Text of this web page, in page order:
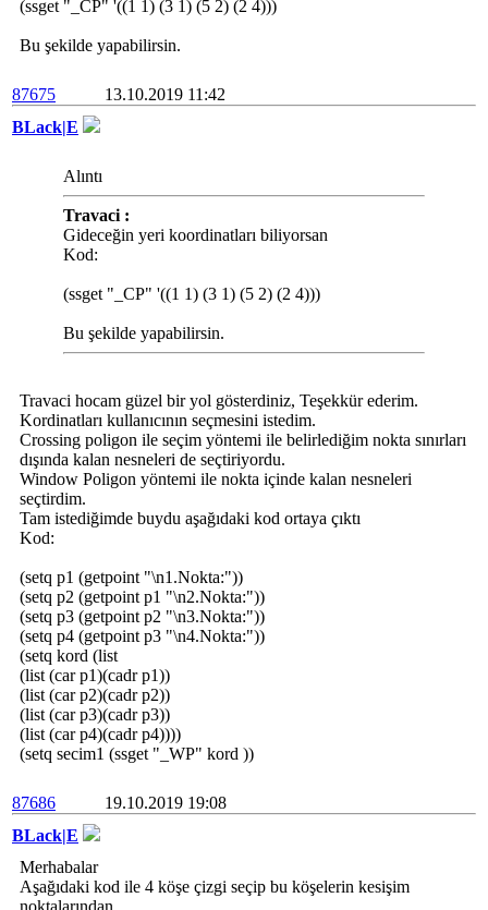
(ssget "_CP" '((1 1) (3 1) (5 2) (2 4)))
Bu şekilde yapabilirsin.
87675
13.10.2019 11:42
BLack|E
Alıntı
Travaci :
Gideceğin yeri koordinatları biliyorsan
Kod:
(ssget "_CP" '((1 1) (3 1) (5 2) (2 4)))
Bu şekilde yapabilirsin.
Travaci hocam güzel bir yol gösterdiniz, Teşekkür ederim.
Kordinatları kullanıcının seçmesini istedim.
Crossing poligon ile seçim yöntemi ile belirlediğim nokta sınırları
dışında kalan nesneleri de seçtiriyordu.
Window Poligon yöntemi ile nokta içinde kalan nesneleri
seçtirdim.
Tam istediğimde buydu aşağıdaki kod ortaya çıktı
Kod:
(setq p1 (getpoint "\n1.Nokta:"))
(setq p2 (getpoint p1 "\n2.Nokta:"))
(setq p3 (getpoint p2 "\n3.Nokta:"))
(setq p4 (getpoint p3 "\n4.Nokta:"))
(setq kord (list
(list (car p1)(cadr p1))
(list (car p2)(cadr p2))
(list (car p3)(cadr p3))
(list (car p4)(cadr p4))))
(setq secim1 (ssget "_WP" kord ))
87686
19.10.2019 19:08
BLack|E
Merhabalar
Aşağıdaki kod ile 4 köşe çizgi seçip bu köşelerin kesişim
noktalarından